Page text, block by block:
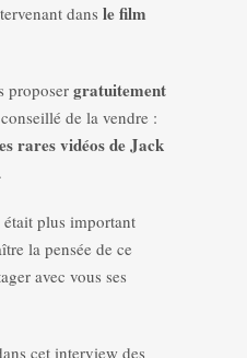
dans le film
proposer gratuitement
de la vendre :
rares vidéos de Jack
.
plus important
la pensée de ce
avec vous ses
cet interview des